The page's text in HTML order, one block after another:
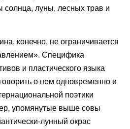
солнца, луны, лесных трав и
конечно, не ограничивается
Специфика
и пластического языка
о нем одновременно и
поэтики
упомянутые выше совы
лунный окрас